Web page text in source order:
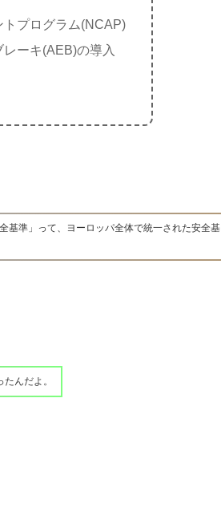
プログラム(NCAP)
ーキ(AEB)の導入
基準」って、ヨーロッパ全体で統一された安全基
んだよ。